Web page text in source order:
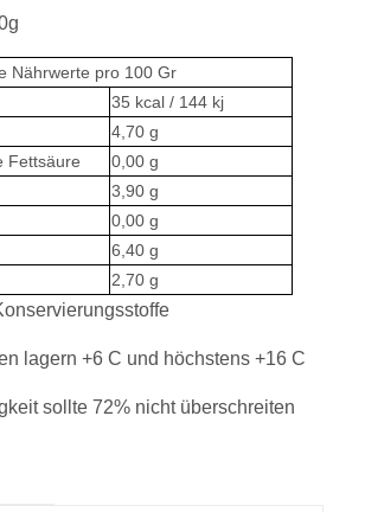
Nährwerte pro 100 Gr
35 kcal / 144 kj
4,70 g
Fettsäure
0,00 g
3,90 g
0,00 g
6,40 g
2,70 g
lagern +6 C und höchstens +16 C
sollte 72% nicht überschreiten